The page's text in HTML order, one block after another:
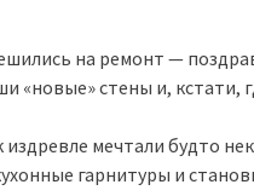
на ремонт —
«новые» стены и, кстати,
мечтали будто
гарнитуры и